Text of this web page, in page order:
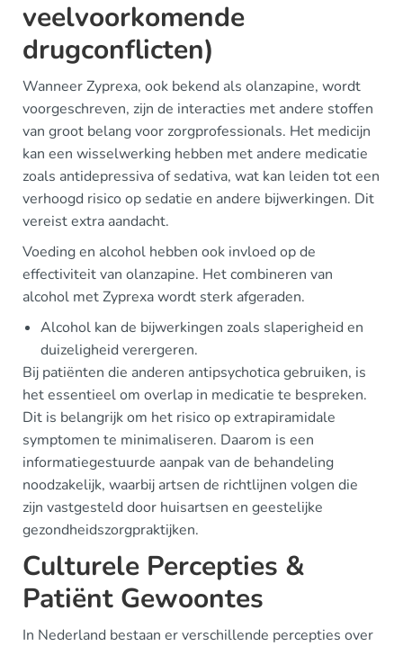
veelvoorkomende
drugconflicten)
Wanneer Zyprexa, ook bekend als olanzapine, wordt
voorgeschreven, zijn de interacties met andere stoffen
van groot belang voor zorgprofessionals. Het medicijn
kan een wisselwerking hebben met andere medicatie
zoals antidepressiva of sedativa, wat kan leiden tot een
verhoogd risico op sedatie en andere bijwerkingen. Dit
vereist extra aandacht.
Voeding en alcohol hebben ook invloed op de
effectiviteit van olanzapine. Het combineren van
alcohol met Zyprexa wordt sterk afgeraden.
Alcohol kan de bijwerkingen zoals slaperigheid en
duizeligheid verergeren.
Bij patiënten die anderen antipsychotica gebruiken, is
het essentieel om overlap in medicatie te bespreken.
Dit is belangrijk om het risico op extrapiramidale
symptomen te minimaliseren. Daarom is een
informatiegestuurde aanpak van de behandeling
noodzakelijk, waarbij artsen de richtlijnen volgen die
zijn vastgesteld door huisartsen en geestelijke
gezondheidszorgpraktijken.
Culturele Percepties &
Patiënt Gewoontes
In Nederland bestaan er verschillende percepties over